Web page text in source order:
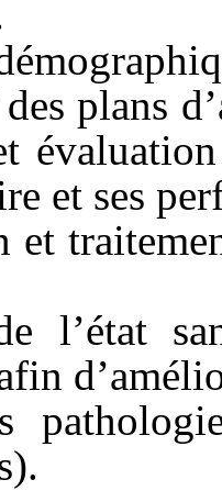
plans
et ses
et
l’état